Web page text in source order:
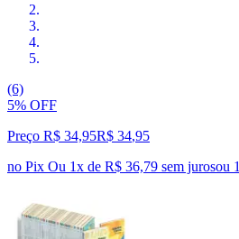
(6)
5% OFF
Preço R$ 34,95R$ 34,95
no Pix Ou 1x de R$ 36,79 sem jurosou 1